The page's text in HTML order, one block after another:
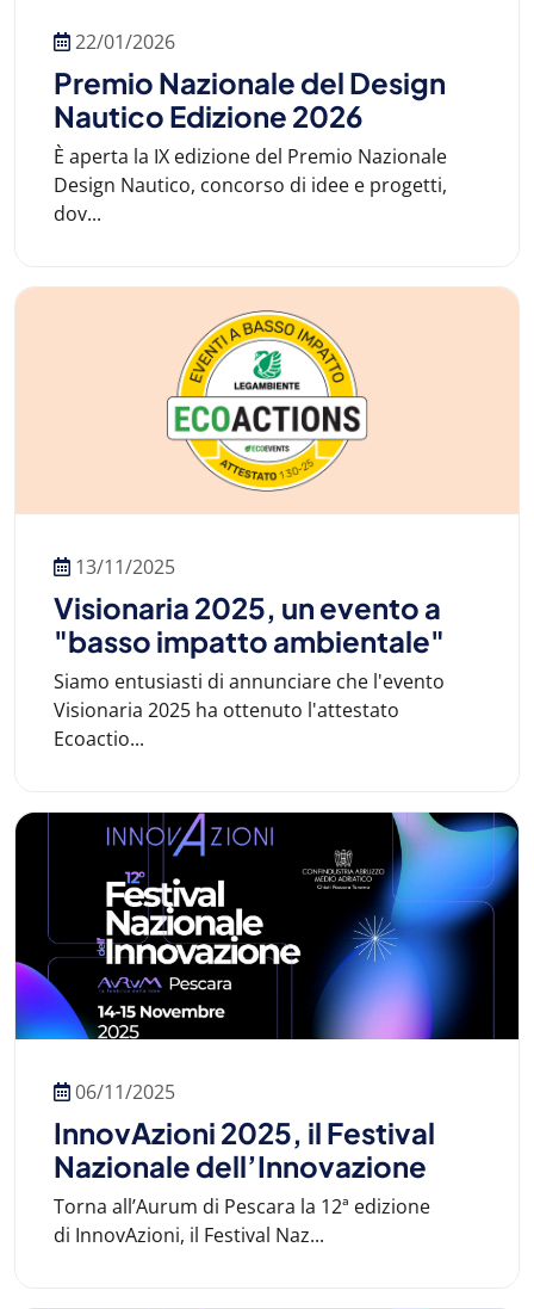
22/01/2026
Premio Nazionale del Design
Nautico Edizione 2026
È aperta la IX edizione del Premio Nazionale
Design Nautico, concorso di idee e progetti,
dov...
13/11/2025
Visionaria 2025, un evento a
"basso impatto ambientale"
Siamo entusiasti di annunciare che l'evento
Visionaria 2025 ha ottenuto l'attestato
Ecoactio...
06/11/2025
InnovAzioni 2025, il Festival
Nazionale dell’Innovazione
Torna all’Aurum di Pescara la 12ª edizione
di InnovAzioni, il Festival Naz...